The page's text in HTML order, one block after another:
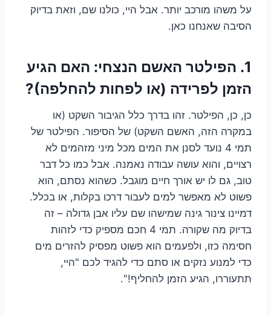
על משהו מורכב יותר. אבל היי, כולנו שם, וזאת בדיוק
הסיבה שאנחנו כאן.
1. הפילטר האשם הנצחי: האם הגיע
הזמן לפרידה (או לפחות להחלפה)?
כן, כן, הפילטר. זהו בדרך כלל הגיבור השקט (או
במקרה הזה, האשם השקט) של הסיפור. הפילטר של
תמי 4 נועד לסנן את המים מכל מיני מזהמים לא
רצויים, והוא עושה עבודה נאמנה. אבל כמו כל דבר
טוב, גם לו יש אורך חיים מוגבל. כשהוא נסתם, הוא
פשוט לא מאפשר למים לעבור דרכו בקלות, או בכלל.
דמיינו צינור גינה שמישהו שם עליו אבן גדולה – זה
בדיוק מה שקורה. תמי 4 חכם מספיק כדי לזהות
חסימה כזו, ולפעמים הוא פשוט מפסיק להזרים מים
כדי למנוע נזקים או סתם כדי להגיד לכם "היי,
תתעוררו, הגיע הזמן להחליף!".